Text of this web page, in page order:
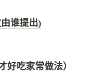
谁提出)
好吃家常做法）